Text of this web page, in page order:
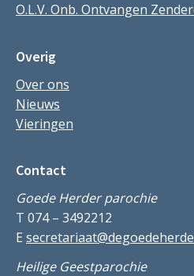
O.L.V. Onb. Ontvangen
Overig
Over ons
Nieuws
Vieringen
Contact
Goede Herder parochie
T 074 – 3492212
E
Heilige Geestparochie